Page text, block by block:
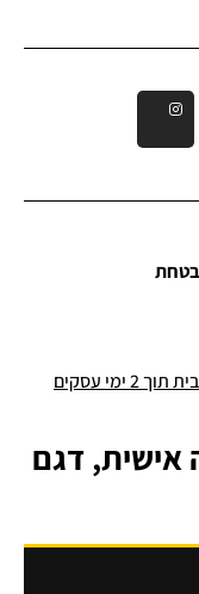
עסקים
אישית, דגם